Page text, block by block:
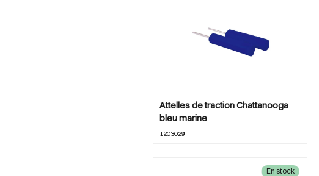
Attelles de traction Chattanooga
bleu marine
1203029
En stock